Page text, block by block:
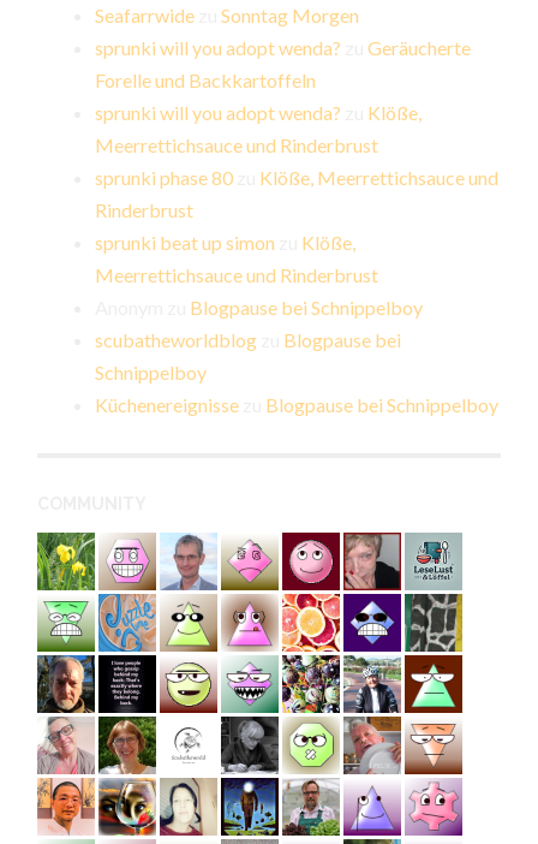
Seafarrwide zuSonntag Morgen
sprunki will you adopt wenda? zuGeräucherte
Forelle und Backkartoffeln
sprunki will you adopt wenda?
Klöße,
Meerrettichsauce und Rinderbrust
sprunki phase 80
Klöße, Meerrettichsauce und
Rinderbrust
sprunki beat up simon
Klöße,
Meerrettichsauce und Rinderbrust
Blogpause bei Schnippelboy
scubatheworldblog
Blogpause bei
Schnippelboy
Küchenereignisse
Blogpause bei Schnippelboy